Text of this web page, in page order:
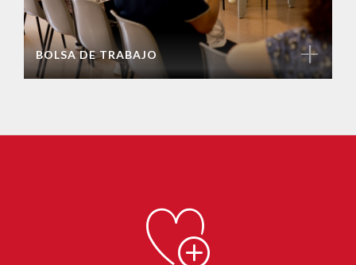
BOLSA DE TRABAJO +